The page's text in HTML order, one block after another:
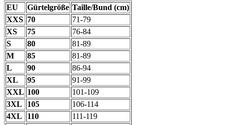
EU Gürtelgröße Taille/Bund (cm)
XXS 70
71-79
XS
75
76-84
S
80
81-89
M
85
81-89
L
90
86-94
XL
95
91-99
XXL 100
101-109
3XL
105
106-114
4XL
110
111-119